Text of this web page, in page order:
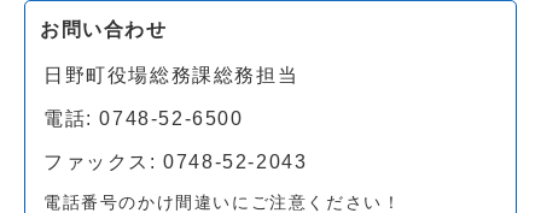
お問い合わせ
日野町役場総務課総務担当
電話: 0748-52-6500
ファックス: 0748-52-2043
電話番号のかけ間違いにご注意ください！